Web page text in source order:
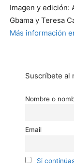
Imagen y edición:
Gbama y Teresa
Más información
Suscríbete al
Nombre o
Email
Si